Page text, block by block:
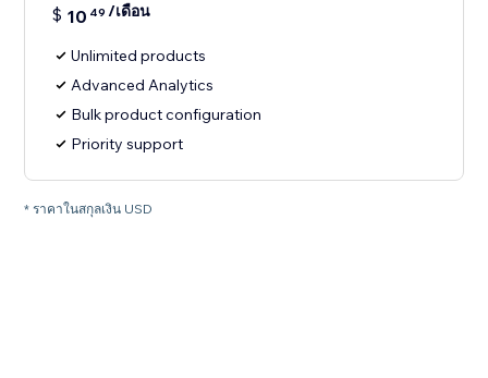
$ 10 49 /เดือน
Unlimited products
Advanced Analytics
Bulk product configuration
Priority support
* ราคาในสกุลเงิน USD